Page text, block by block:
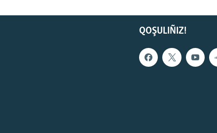
QOŞULIÑIZ!